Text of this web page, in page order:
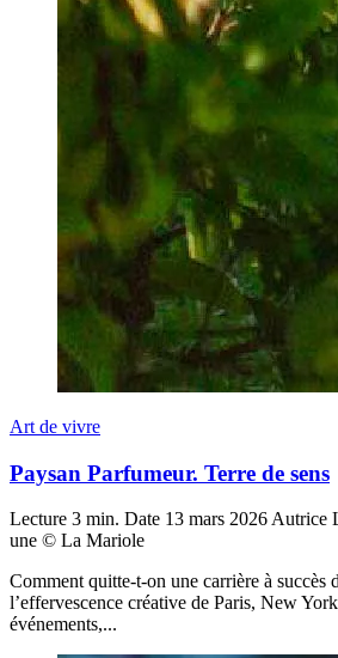
Art de vivre
Paysan Parfumeur. Terre de sens
Lecture 3 min. Date 13 mars 2026 Autrice
une © La Mariole
Comment quitte-t-on une carrière à succès
l’effervescence créative de Paris, New
événements,...